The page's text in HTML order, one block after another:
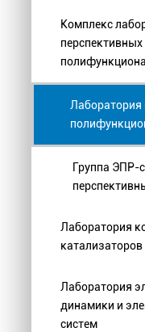
Комплекс
перспективных
Лаборатория
Группа ЭПР-
Лаборатория
катализаторов
Лаборатория
динамики и
систем